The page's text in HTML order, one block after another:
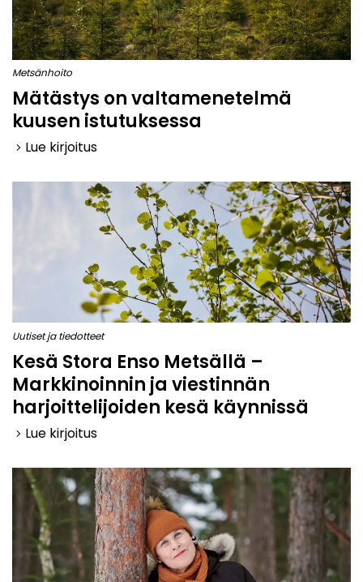
Metsänhoito
Mätästys on valtamenetelmä
kuusen istutuksessa
keyboard_arrow_right Lue kirjoitus
Uutiset ja tiedotteet
Kesä Stora Enso Metsällä –
Markkinoinnin ja viestinnän
harjoittelijoiden kesä käynnissä
keyboard_arrow_right Lue kirjoitus